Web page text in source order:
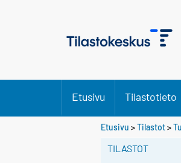
Etusivu Tilastotieto
Etusivu >Tilastot>
TILASTOT